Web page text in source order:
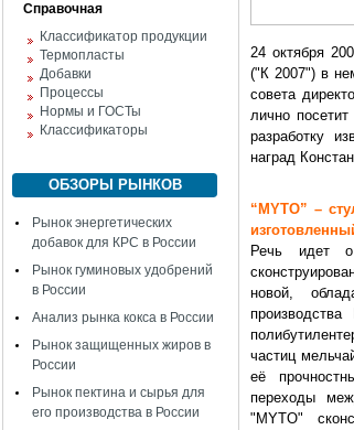
Справочная
Классификатор продукции
Термопласты
Добавки
Процессы
Нормы и ГОСТы
Классификаторы
ОБЗОРЫ РЫНКОВ
Рынок энергетических
добавок для КРС в России
Рынок гуминовых удобрений
в России
Анализ рынка кокса в России
Рынок защищенных жиров в
России
Рынок пектина и сырья для
его производства в России
24 октября
("К 2007") в
совета
лично
разработку
наград
“MYTO” –
Речь идет
новой,
частиц
её
переходы
"MYTO"